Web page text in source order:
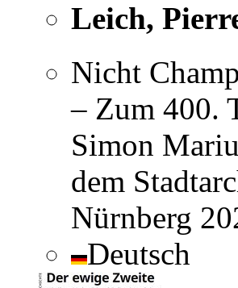
Leich,
Nicht
– Zum 400.
Simon
dem
Nürnberg
Deutsch